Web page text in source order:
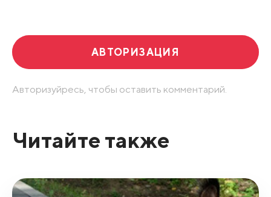
АВТОРИЗАЦИЯ
Авторизуйресь, чтобы оставить комментарий.
Читайте также